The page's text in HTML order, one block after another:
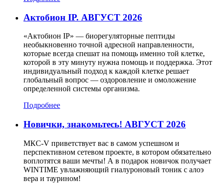
Актобион IP. АВГУСТ 2026
«Актобион IP» — биорегуляторные пептиды
необыкновенно точной адресной направленности,
которые всегда спешат на помощь именно той клетке,
которой в эту минуту нужна помощь и поддержка. Этот
индивидуальный подход к каждой клетке решает
глобальный вопрос — оздоровление и омоложение
определенной системы организма.
Подробнее
Новички, знакомьтесь! АВГУСТ 2026
МКС-V приветствует вас в самом успешном и
перспективном сетевом проекте, в котором обязательно
воплотятся ваши мечты! А в подарок новичок получает
WINTIME увлажняющий гиалуроновый тоник с алоэ
вера и таурином!